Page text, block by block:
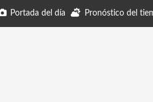
Portada del día Pronóstico del